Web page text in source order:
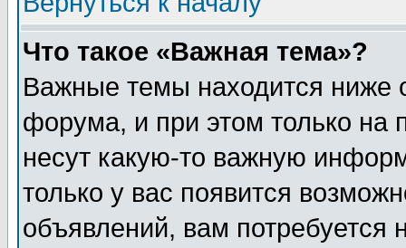
Что такое «Важная тема»?
Важные темы находится ниже
форума, и при этом только на
несут какую-то важную
только у вас появится
объявлений, вам потребуется